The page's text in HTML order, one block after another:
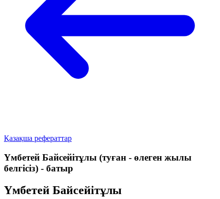
Қазақша рефераттар
Үмбетей Байсейітұлы (туған - өлеген жылы
белгісіз) - батыр
Үмбетей Байсейітұлы